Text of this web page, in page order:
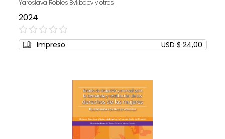
Yaroslava Robles Bykbaev y otros
2024
0%
Impreso USD $ 24,00